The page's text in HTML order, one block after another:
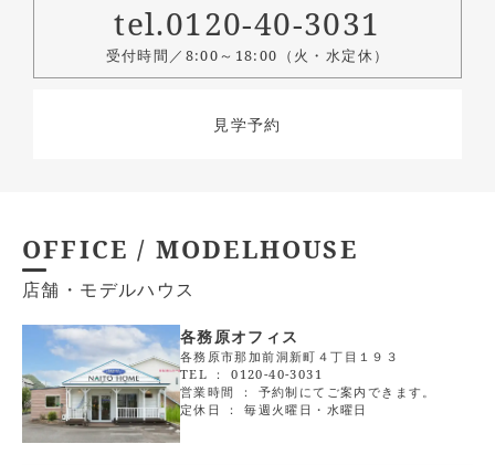
tel.0120-40-3031
受付時間／8:00～18:00（火・水定休）
見学予約
OFFICE / MODELHOUSE
店舗・モデルハウス
各務原オフィス
各務原市那加前洞新町４丁目１９３
TEL ：0120-40-3031
営業時間 ： 予約制にてご案内できます。
定休日 ： 毎週火曜日・水曜日